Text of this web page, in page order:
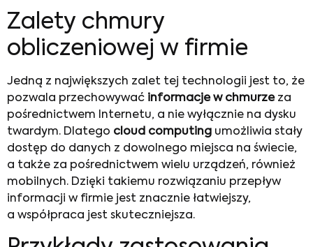
Zalety chmury
obliczeniowej w firmie
Jedną z największych zalet tej technologii jest to, że
pozwala przechowywać informacje w chmurzeza
pośrednictwem Internetu, a nie wyłącznie na dysku
twardym. Dlatego cloud computing umożliwia stały
dostęp do danych z dowolnego miejsca na świecie,
a także za pośrednictwem wielu urządzeń, również
mobilnych. Dzięki takiemu rozwiązaniu przepływ
informacji w firmie jest znacznie łatwiejszy,
a współpraca jest skuteczniejsza.